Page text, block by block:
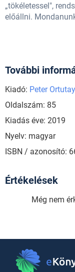
„tökéletessel",
előállni.
További
Kiadó: Peter Ortutay
Oldalszám: 85
Kiadás éve: 2019
Nyelv: magyar
ISBN / azonosító:
Értékelések
Még nem